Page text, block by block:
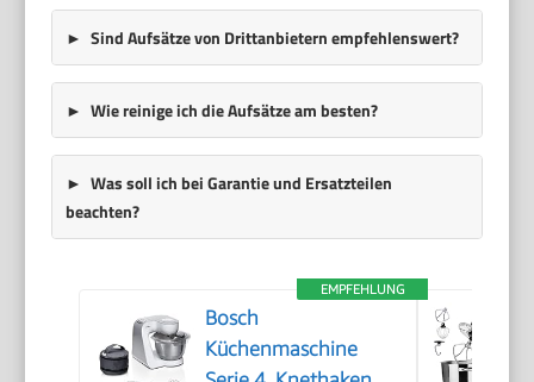
Sind Aufsätze von Drittanbietern empfehlenswert?
Wie reinige ich die Aufsätze am besten?
Was soll ich bei Garantie und Ersatzteilen
beachten?
EMPFEHLUNG
Bosch
Küchenmaschine